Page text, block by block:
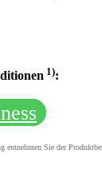
1):
entnehmen Sie der